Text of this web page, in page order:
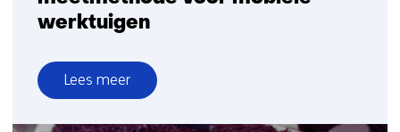
werktuigen
Lees meer
over
TNO